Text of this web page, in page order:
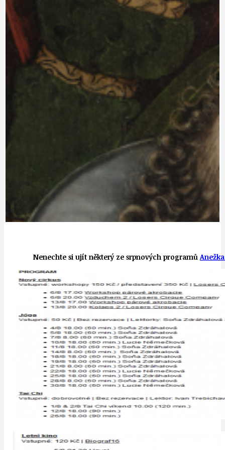
Nenechte si ujít některý ze srpnových programů